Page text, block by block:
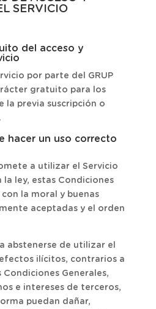
SERVICIO
del acceso y
por parte del GRUP
gratuito para los
la previa suscripción o
hacer un uso correcto
a utilizar el Servicio
ley, estas Condiciones
la moral y buenas
aceptadas y el orden
abstenerse de utilizar el
ilícitos, contrarios a
Generales,
e intereses de terceros,
puedan dañar,